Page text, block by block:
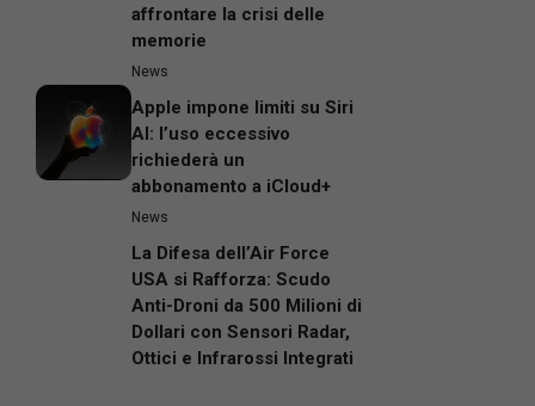
affrontare la crisi delle
memorie
News
Apple impone limiti su Siri
AI: l’uso eccessivo
richiederà un
abbonamento a iCloud+
News
La Difesa dell’Air Force
USA si Rafforza: Scudo
Anti-Droni da 500 Milioni di
Dollari con Sensori Radar,
Ottici e Infrarossi Integrati